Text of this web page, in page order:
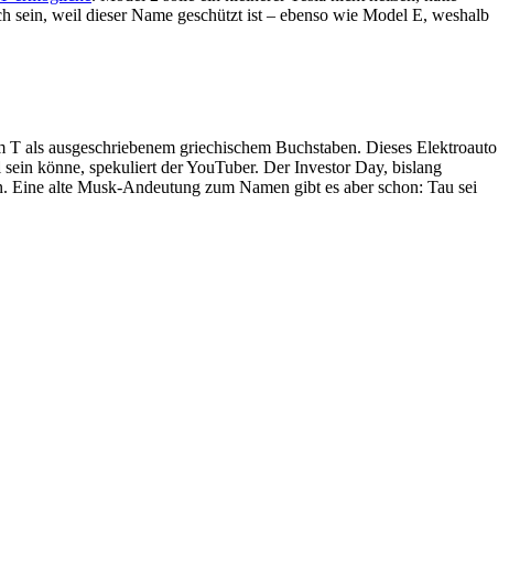
sein, weil dieser Name geschützt ist – ebenso wie Model E, weshalb
als ausgeschriebenem griechischem Buchstaben. Dieses Elektroauto
könne, spekuliert der YouTuber. Der Investor Day, bislang
Eine alte Musk-Andeutung zum Namen gibt es aber schon: Tau sei